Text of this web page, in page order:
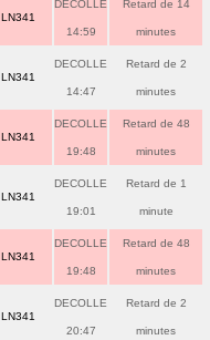
LN341
DECOLLE
14:59
Retard de 14
minutes
LN341
DECOLLE
14:47
Retard de 2
minutes
LN341
DECOLLE
19:48
Retard de 48
minutes
LN341
DECOLLE
19:01
Retard de 1
minute
LN341
DECOLLE
19:48
Retard de 48
minutes
LN341
DECOLLE
20:47
Retard de 2
minutes